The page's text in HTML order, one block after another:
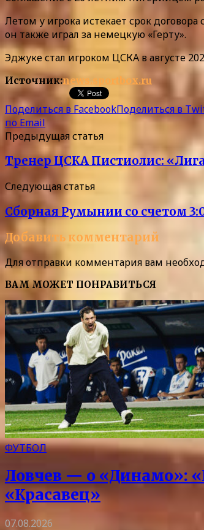
Летом у игрока истекает срок
он также играл за немецкую «Герту».
Эджуке стал игроком ЦСКА в августе
Источник:news.sportbox.ru
Поделиться в FacebookПоделиться в
по Email
Предыдущая статья
Тренер ЦСКА Пистиолис:
Следующая статья
Сборная Румынии со счетом
Добавить комментарий
Для отправки комментария вам
ВАМ МОЖЕТ ПОНРАВИТЬСЯ
ФУТБОЛ
Ловчев — о «Динамо»:
«Красавец»
07.08.2026